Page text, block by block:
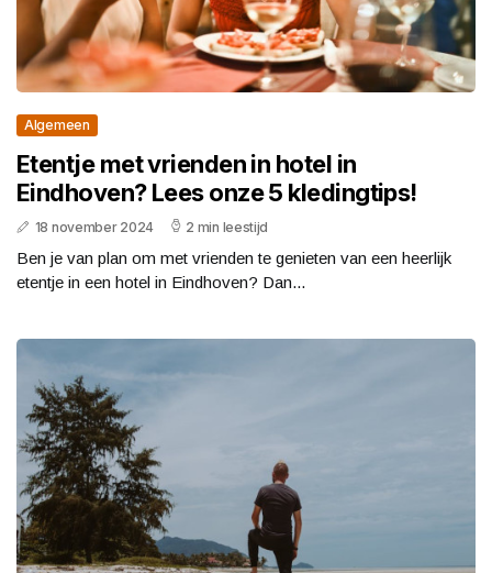
Algemeen
Etentje met vrienden in hotel in
Eindhoven? Lees onze 5 kledingtips!
18 november 2024 2 min leestijd
Ben je van plan om met vrienden te genieten van een heerlijk
etentje in een hotel in Eindhoven? Dan...